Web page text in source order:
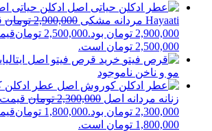
ادکلن حیاتی
Hayaati مردانه مشکی
2,900,000 تومان
2,900,000 تومان بود.
2,500,000 تومان
2,500,000 تومان است.
خرید قرص فیتو اصل
مو و ناخن ناموجود
عطر ادکلن
زنانه مردانه اصل 2,300,000 تومان
2,300,000 تومان بود.
1,800,000 تومان
1,800,000 تومان است.